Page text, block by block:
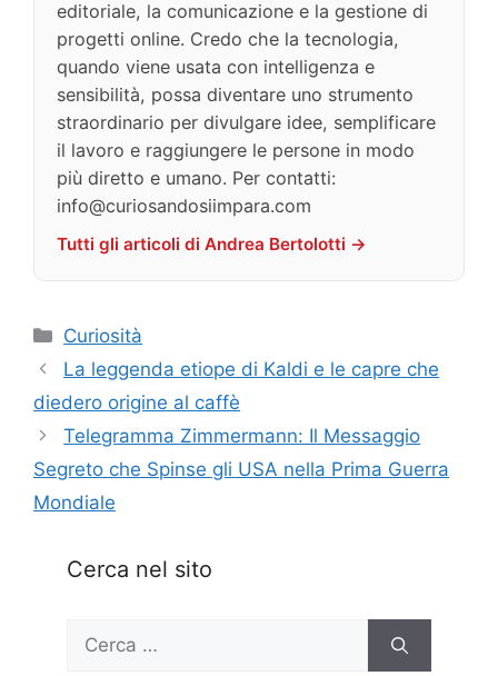
editoriale, la comunicazione e la gestione di
progetti online. Credo che la tecnologia,
quando viene usata con intelligenza e
sensibilità, possa diventare uno strumento
straordinario per divulgare idee, semplificare
il lavoro e raggiungere le persone in modo
più diretto e umano. Per contatti:
info@curiosandosiimpara.com
Tutti gli articoli di Andrea Bertolotti →
Categorie
Curiosità
La leggenda etiope di Kaldi e le capre che
diedero origine al caffè
Telegramma Zimmermann: Il Messaggio
Segreto che Spinse gli USA nella Prima Guerra
Mondiale
Cerca nel sito
Ricerca